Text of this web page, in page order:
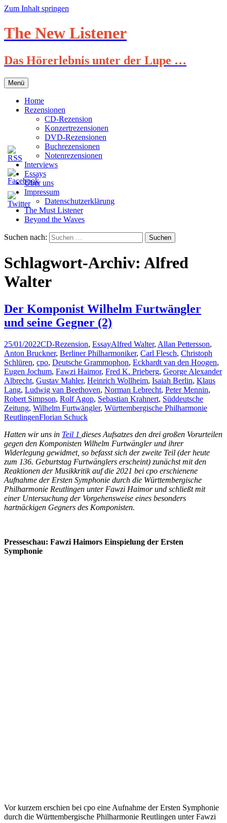
Zum Inhalt springen
The New Listener
Das Hörerlebnis unter der Lupe …
Menü
Home
Rezensionen
CD-Rezension
Konzertrezensionen
DVD-Rezensionen
Buchrezensionen
Notenrezensionen
Interviews
Essays
Über uns
Impressum
Datenschutzerklärung
The Must Listener
Beyond the Waves
Suchen nach:
Schlagwort-Archiv: Alfred
Walter
Der Komponist Wilhelm Furtwängler
und seine Gegner (2)
25/01/2022CD-Rezension, EssayAlfred Walter, Allan Pettersson,
Anton Bruckner, Berliner Philharmoniker, Carl Flesch, Christoph
Schlüren, cpo, Deutsche Grammophon, Eckhardt van den Hoogen,
Eugen Jochum, Fawzi Haimor, Fred K. Prieberg, George Alexander
Albrecht, Gustav Mahler, Heinrich Wollheim, Isaiah Berlin, Klaus
Lang, Ludwig van Beethoven, Norman Lebrecht, Peter Mennin,
Robert Simpson, Rolf Agop, Sebastian Krahnert, Süddeutsche
Zeitung, Wilhelm Furtwängler, Württembergische Philharmonie
ReutlingenFlorian Schuck
Hatten wir uns in Teil 1 dieses Aufsatzes den drei großen Vorurteilen
gegen den Komponisten Wilhelm Furtwängler und ihrer
Widerlegung gewidmet, so befasst sich der zweite Teil (der heute
zum 136. Geburtstag Furtwänglers erscheint) zunächst mit den
Reaktionen der Musikkritik auf die 2021 bei cpo erschienene
Aufnahme der Ersten Symphonie durch die Württembergische
Philharmonie Reutlingen unter Fawzi Haimor und schließt mit
einer Untersuchung der Vorgehensweise eines besonders
hartnäckigen Gegners des Komponisten.
Presseschau: Fawzi Haimors Einspielung der Ersten
Symphonie
Vor kurzem erschien bei cpo eine Aufnahme der Ersten Symphonie
durch die Württembergische Philharmonie Reutlingen unter Fawzi